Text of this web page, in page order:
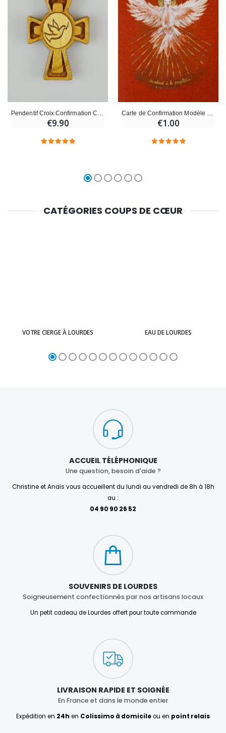
€9.90 €1.00
CATÉGORIES COUPS DE CŒUR
VOTRE CIERGE À LOURDES EAU DE LOURDES
ACCUEIL TÉLÉPHONIQUE
Une question, besoin d'aide ?
Christine et Anaïs vous accueillent du lundi au vendredi de 8h à 18h
au :
04 90 90 26 52
SOUVENIRS DE LOURDES
Soigneusement confectionnés par nos artisans locaux
Un petit cadeau de Lourdes offert pour toute commande
LIVRAISON RAPIDE ET SOIGNÉE
En France et dans le monde entier
Expédition en 24h en Colissimo à domicileou en point relais